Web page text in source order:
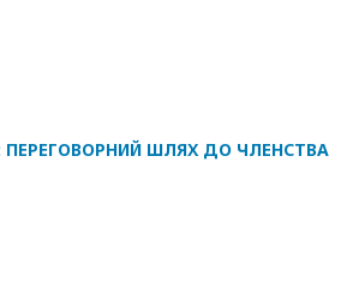
ПЕРЕГОВОРНИЙ ШЛЯХ ДО ЧЛЕНСТВА